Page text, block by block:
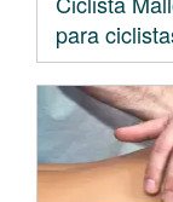
para